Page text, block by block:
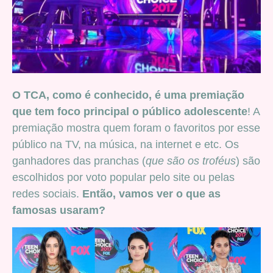
O TCA, como é conhecido, é uma premiação
que tem foco principal o público adolescente! A
premiação mostra quem foram o favoritos por esse
público na TV, na música, na internet e etc. Os
ganhadores das pranchas (que são os troféus) são
escolhidos por voto popular pelo site ou pelas
redes sociais. Então, vamos ver o que as
famosas usaram?